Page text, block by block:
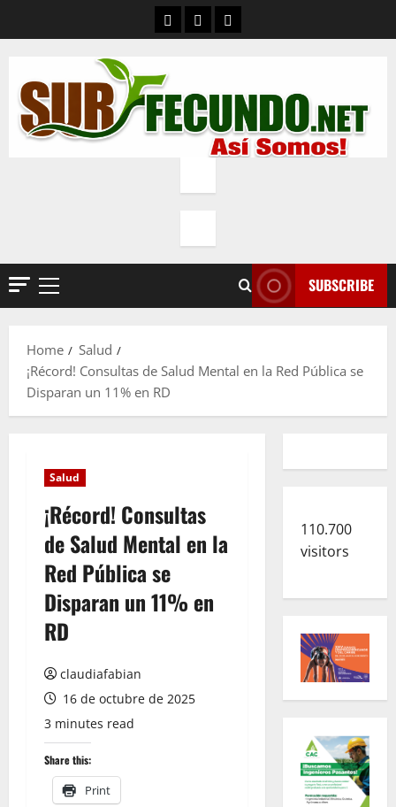
ContactoQuienes Somos
Política de privacidad
Primary
SUBSCRIBE
Home
Salud
¡Récord! Consultas de Salud Mental en la Red Pública se
Disparan un 11% en RD
Salud
¡Récord! Consultas
de Salud Mental en la
Red Pública se
Disparan un 11% en
RD
claudiafabian
16 de octubre de 2025
3 minutes read
Share this:
Print
110.700
visitors